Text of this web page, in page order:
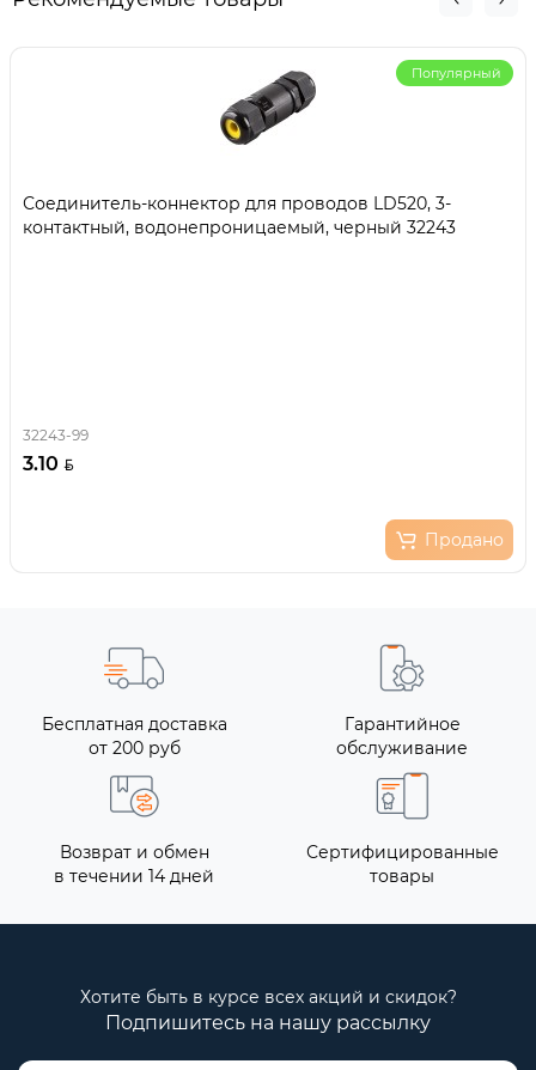
Популярный
Соединитель-коннектор для проводов LD520, 3-
контактный, водонепроницаемый, черный 32243
32243-99
3.10
Продано
Бесплатная доставка
от 200 руб
Гарантийное
обслуживание
Возврат и обмен
в течении 14 дней
Сертифицированные
товары
Хотите быть в курсе всех акций и скидок?
Подпишитесь на нашу рассылку